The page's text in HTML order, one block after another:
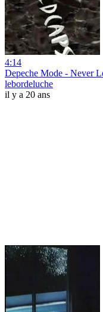
4:14
Depeche Mode - Never
lebordeluche
il y a 20 ans